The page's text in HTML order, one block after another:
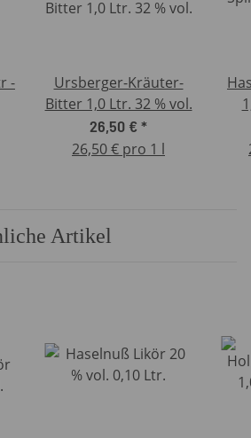
-
Ursberger-Kräuter-
Bitter 1,0 Ltr. 32 % vol.
26,50 € *
26,50 € pro 1 l
Artikel